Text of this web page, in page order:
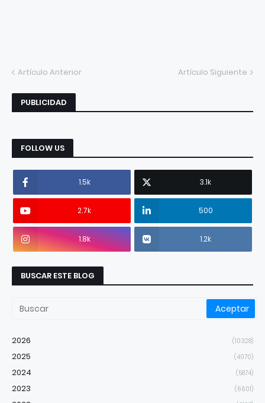
Artículo Anterior Artículo Siguiente
PUBLICIDAD
FOLLOW US
1.5k 3.1k
2.7k 500
1.8k 1.2k
BUSCAR ESTE BLOG
2026 (10328)
2025 (4070)
2024 (5874)
2023 (6601)